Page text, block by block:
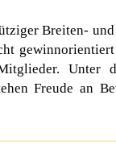
Breiten-
Unter
Freude an